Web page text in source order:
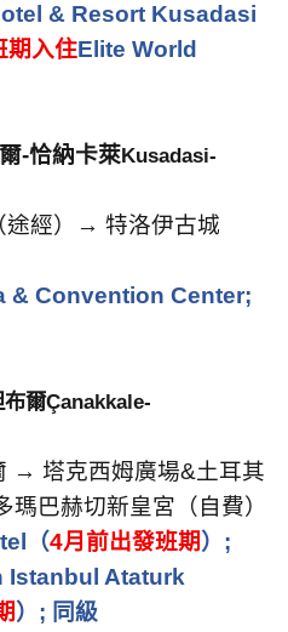
& Resort Kusadasi
期入住Elite World
-恰納卡萊Kusadasi-
經）→ 特洛伊古城
& Convention Center;
布爾Çanakkale-
→ 塔克西姆廣場&土耳其
瑪巴赫切新皇宮（自費）
（4月前出發班期 ） ;
Istanbul Ataturk
） ; 同級